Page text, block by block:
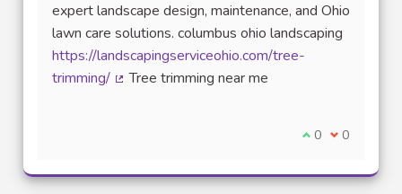
expert landscape design, maintenance, and Ohio
lawn care solutions. columbus ohio landscaping
https://landscapingserviceohio.com/tree-
trimming/
Tree trimming near me
Je suis d'accord
0 Je ne suis
0